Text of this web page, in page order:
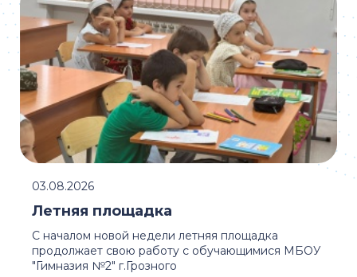
С началом новой недели летняя площадка
продолжает свою работу с обучающимися МБОУ
"Гимназия №2" г.Грозного
Летняя площадка
03.08.2026